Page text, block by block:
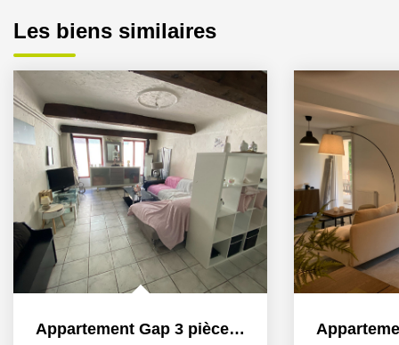
Les biens similaires
Appartement Gap 3 pièces 80 m2